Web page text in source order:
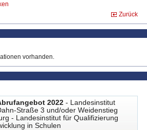
Zurück
vorhanden.
2022 - Landesinstitut
Straße 3 und/oder Weidenstieg
- Landesinstitut für Qualifizierung
in Schulen